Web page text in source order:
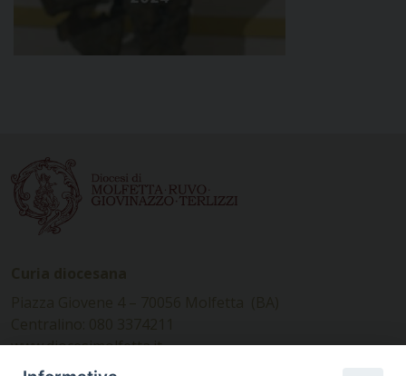
www.diocesimolfetta.it –
diocesimolfetta@pec.chiesacattolica.it